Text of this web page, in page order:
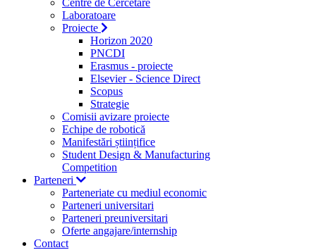
Centre de Cercetare
Laboratoare
Proiecte
Horizon 2020
PNCDI
Erasmus - proiecte
Elsevier - Science Direct
Scopus
Strategie
Comisii avizare proiecte
Echipe de robotică
Manifestări științifice
Student Design & Manufacturing
Competition
Parteneri
Parteneriate cu mediul economic
Parteneri universitari
Parteneri preuniversitari
Oferte angajare/internship
Contact